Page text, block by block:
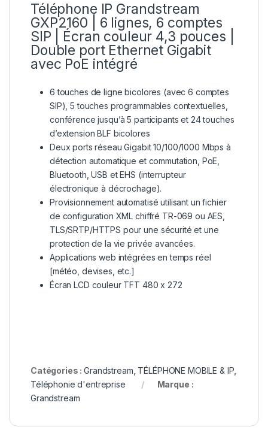
Téléphone IP Grandstream
GXP2160 | 6 lignes, 6 comptes
SIP | Écran couleur 4,3 pouces |
Double port Ethernet Gigabit
avec PoE intégré
6 touches de ligne bicolores (avec 6 comptes
SIP), 5 touches programmables contextuelles,
conférence jusqu’à 5 participants et 24 touches
d’extension BLF bicolores
Deux ports réseau Gigabit 10/100/1000 Mbps à
détection automatique et commutation, PoE,
Bluetooth, USB et EHS (interrupteur
électronique à décrochage).
Provisionnement automatisé utilisant un fichier
de configuration XML chiffré TR-069 ou AES,
TLS/SRTP/HTTPS pour une sécurité et une
protection de la vie privée avancées.
Applications web intégrées en temps réel
[météo, devises, etc.]
Écran LCD couleur TFT 480 x 272
Catégories :Grandstream TÉLÉPHONE MOBILE & IP
Téléphonie d'entreprise
Marque :
Grandstream